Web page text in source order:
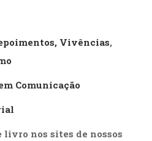
Vivências,
Comunicação
livro nos sites de nossos